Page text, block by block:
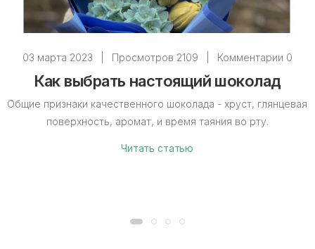
03 марта 2023 Просмотров 2109 Комментарии 0
Как выбрать настоящий шоколад
Общие признаки качественного шоколада - хруст, глянцевая
поверхность, аромат, и время таяния во рту.
Читать статью